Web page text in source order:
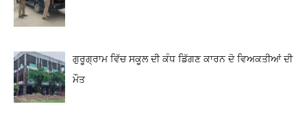
ਗੁਰੂਗ੍ਰਾਮ ਵਿੱਚ ਸਕੂਲ ਦੀ ਕੰਧ ਡਿੱਗਣ ਕਾਰਨ ਦੋ ਵਿਅਕਤੀਆਂ ਦੀ
ਮੌਤ